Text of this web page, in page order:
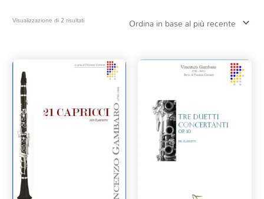
Clarinetto basso
QR base
QR esecuzione
Trascrizioni e Arrangiamenti
AZZERA
Visualizzazione di 2 risultatiOrdina
in